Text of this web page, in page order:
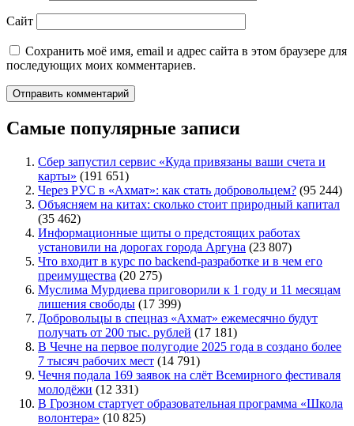
Сайт
Сохранить моё имя, email и адрес сайта в этом браузере для
последующих моих комментариев.
Самые популярные записи
Сбер запустил сервис «Куда привязаны ваши счета и
карты» (191 651)
Через РУС в «Ахмат»: как стать добровольцем? (95 244)
Объясняем на китах: сколько стоит природный капитал
(35 462)
Информационные щиты о предстоящих работах
установили на дорогах города Аргуна (23 807)
Что входит в курс по backend-разработке и в чем его
преимущества (20 275)
Муслима Мурдиева приговорили к 1 году и 11 месяцам
лишения свободы (17 399)
Добровольцы в спецназ «Ахмат» ежемесячно будут
получать от 200 тыс. рублей (17 181)
В Чечне на первое полугодие 2025 года в создано более
7 тысяч рабочих мест (14 791)
Чечня подала 169 заявок на слёт Всемирного фестиваля
молодёжи (12 331)
В Грозном стартует образовательная программа «Школа
волонтера» (10 825)